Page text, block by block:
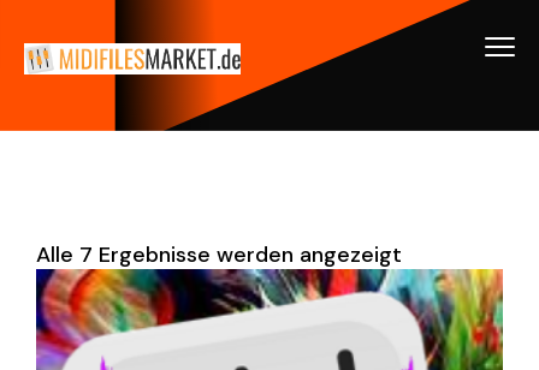
Alle 7 Ergebnisse werden angezeigt